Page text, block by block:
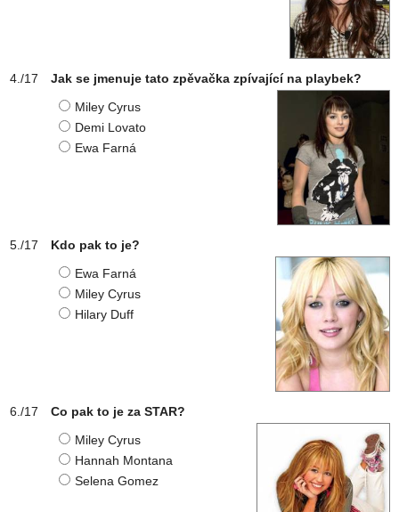
Jak se jmenuje tato zpěvačka zpívající na playbek?
Miley Cyrus
Demi Lovato
Ewa Farná
Kdo pak to je?
Ewa Farná
Miley Cyrus
Hilary Duff
Co pak to je za STAR?
Miley Cyrus
Hannah Montana
Selena Gomez